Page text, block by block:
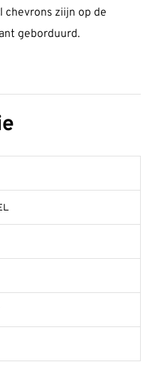
chevrons ziijn op de
geborduurd.